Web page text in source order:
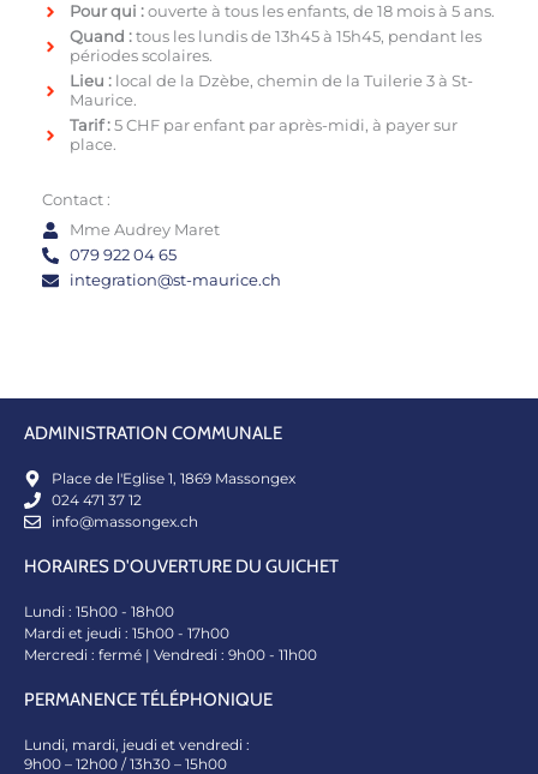
Pour qui :ouverte à tous les enfants, de 18 mois à 5 ans.
Quand :tous les lundis de 13h45 à 15h45, pendant les
périodes scolaires.
Lieu :local de la Dzèbe, chemin de la Tuilerie 3 à St-
Maurice.
Tarif :5 CHF par enfant par après-midi, à payer sur
place.
Contact :
Mme Audrey Maret
079 922 04 65
integration@st-maurice.ch
ADMINISTRATION COMMUNALE
Place de l'Eglise 1, 1869 Massongex​
024 471 37 12
info@massongex.ch
HORAIRES D'OUVERTURE DU GUICHET
Lundi : 15h00 - 18h00
Mardi et jeudi : 15h00 - 17h00
Mercredi : fermé | Vendredi : 9h00 - 11h00
PERMANENCE TÉLÉPHONIQUE
Lundi, mardi, jeudi et vendredi :
9h00 – 12h00 / 13h30 – 15h00